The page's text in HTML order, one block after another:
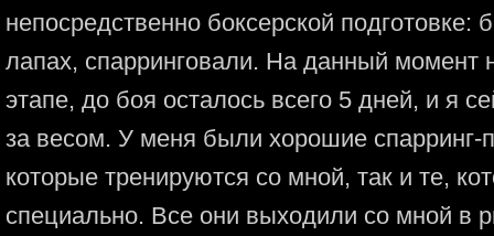
непосредственно боксерской
лапах, спарринговали. На данный момент
этапе, до боя осталось всего 5 дней, и я
за весом. У меня были хорошие спарринг-
которые тренируются со мной, так и те,
специально. Все они выходили со мной в